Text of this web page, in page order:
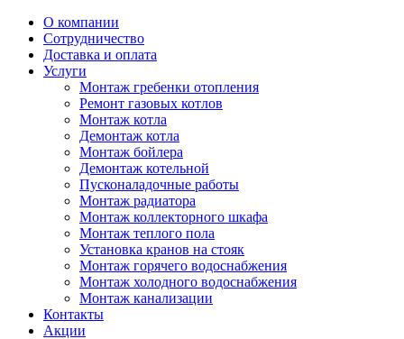
О компании
Сотрудничество
Доставка и оплата
Услуги
Монтаж гребенки отопления
Ремонт газовых котлов
Монтаж котла
Демонтаж котла
Монтаж бойлера
Демонтаж котельной
Пусконаладочные работы
Монтаж радиатора
Монтаж коллекторного шкафа
Монтаж теплого пола
Установка кранов на стояк
Монтаж горячего водоснабжения
Монтаж холодного водоснабжения
Монтаж канализации
Контакты
Акции